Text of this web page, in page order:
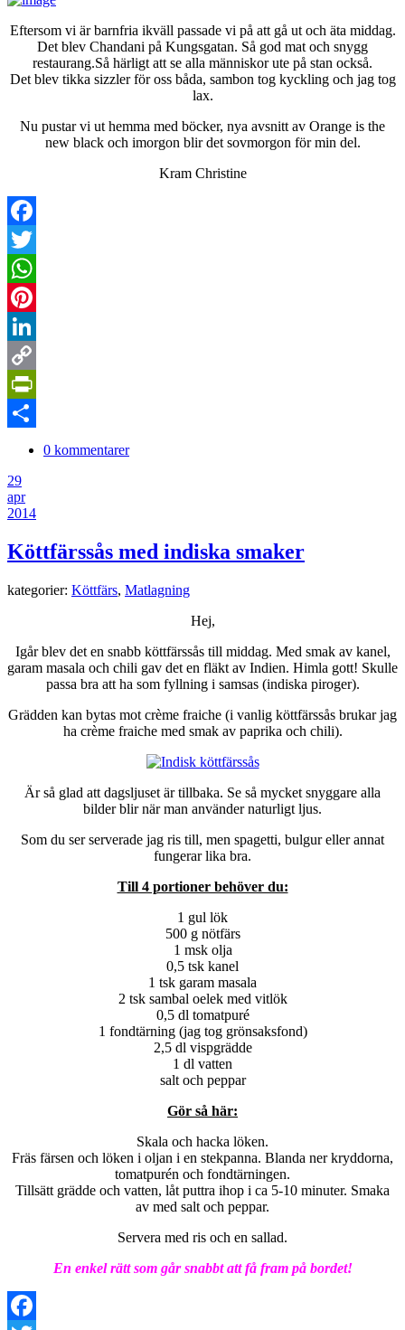
Eftersom vi är barnfria ikväll passade vi på att gå ut och äta middag.
Det blev Chandani på Kungsgatan. Så god mat och snygg
restaurang.Så härligt att se alla människor ute på stan också.
Det blev tikka sizzler för oss båda, sambon tog kyckling och jag tog
lax.
Nu pustar vi ut hemma med böcker, nya avsnitt av Orange is the
new black och imorgon blir det sovmorgon för min del.
Kram Christine
Facebook
Twitter
WhatsApp
Pinterest
LinkedIn
Copy
Link
PrintFriendly
0 kommentarer
29
apr
2014
Köttfärssås med indiska smaker
kategorier: Köttfärs, Matlagning
Hej,
Igår blev det en snabb köttfärssås till middag. Med smak av kanel,
garam masala och chili gav det en fläkt av Indien. Himla gott! Skulle
passa bra att ha som fyllning i samsas (indiska piroger).
Grädden kan bytas mot crème fraiche (i vanlig köttfärssås brukar jag
ha crème fraiche med smak av paprika och chili).
Är så glad att dagsljuset är tillbaka. Se så mycket snyggare alla
bilder blir när man använder naturligt ljus.
Som du ser serverade jag ris till, men spagetti, bulgur eller annat
fungerar lika bra.
Till 4 portioner behöver du:
1 gul lök
500 g nötfärs
1 msk olja
0,5 tsk kanel
1 tsk garam masala
2 tsk sambal oelek med vitlök
0,5 dl tomatpuré
1 fondtärning (jag tog grönsaksfond)
2,5 dl vispgrädde
1 dl vatten
salt och peppar
Gör så här:
Skala och hacka löken.
Fräs färsen och löken i oljan i en stekpanna. Blanda ner kryddorna,
tomatpurén och fondtärningen.
Tillsätt grädde och vatten, låt puttra ihop i ca 5-10 minuter. Smaka
av med salt och peppar.
Servera med ris och en sallad.
En enkel rätt som går snabbt att få fram på bordet!